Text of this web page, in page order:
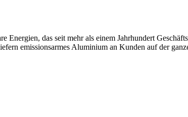
das seit mehr als einem Jahrhundert
emissionsarmes Aluminium an Kunden auf der